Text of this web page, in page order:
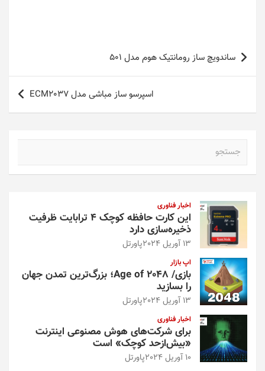
راهبری
نوشته
ساندویچ ساز رومانتیک هوم مدل 501
اسپرسو ساز مباشی مدل ECM2037
اخبار فناوری
این کارت حافظه کوچک ۴ ترابایت ظرفیت
ذخیره‌سازی دارد
13 آوریل 2024 پاورتل
اپ بازار
بازی/ Age of 2048؛ بزرگ‌ترین تمدن جهان
را بسازید
13 آوریل 2024 پاورتل
اخبار فناوری
برای شرکت‌های هوش مصنوعی اینترنت
«بیش‌از‌حد کوچک» است
10 آوریل 2024 پاورتل